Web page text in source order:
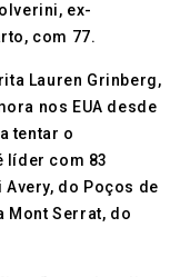
ex-
com 77.
Lauren Grinberg,
nos EUA desde
tentar o
líder com 83
do Poços de
Mont Serrat, do